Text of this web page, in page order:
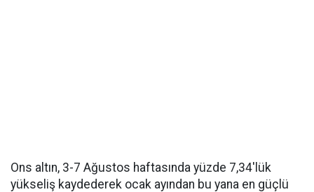
Ons altın, 3-7 Ağustos haftasında yüzde 7,34'lük
yükseliş kaydederek ocak ayından bu yana en güçlü